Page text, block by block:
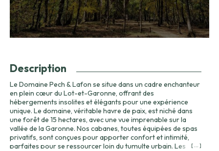
Description
Le Domaine Pech & Lafon se situe dans un cadre enchanteur
en plein cœur du Lot-et-Garonne, offrant des
hébergements insolites et élégants pour une expérience
unique. Le domaine, véritable havre de paix, est niché dans
une forêt de 15 hectares, avec une vue imprenable sur la
vallée de la Garonne. Nos cabanes, toutes équipées de spas
privatifs, sont conçues pour apporter confort et intimité,
parfaites pour se ressourcer loin du tumulte urbain. Les
[ ... ]